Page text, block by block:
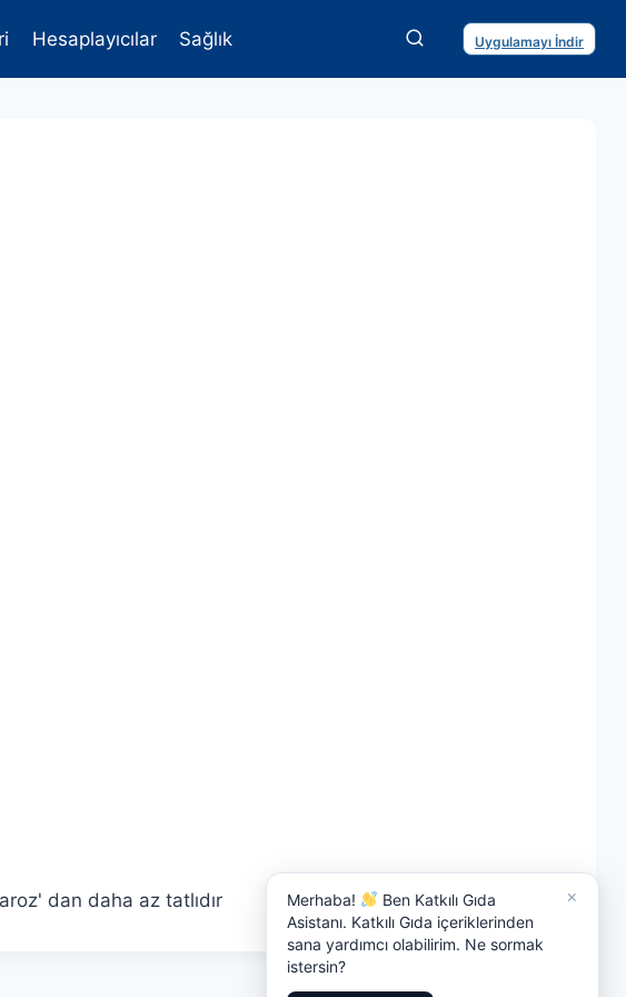
Hesaplayıcılar Sağlık Uygulamayı İndir
dan daha az tatlıdır ×
Merhaba!
Ben Katkılı Gıda
Asistanı. Katkılı Gıda içeriklerinden
sana yardımcı olabilirim. Ne sormak
istersin?